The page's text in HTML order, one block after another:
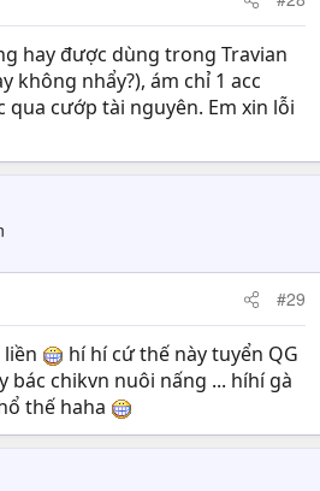
hay được dùng trong Travian
không nhẩy?), ám chỉ 1 acc
qua cướp tài nguyên. Em xin lỗi
#29
hí hí cứ thế này tuyển QG
bác chikvn nuôi nấng ... híhí gà
thế haha